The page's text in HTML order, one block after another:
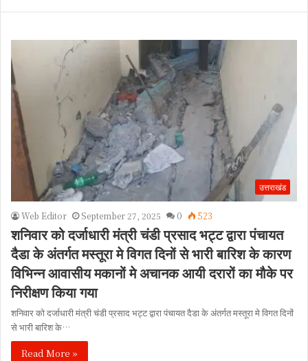
उत्तराखंड
Web Editor September 27, 2025 0 523
शनिवार को दर्जाधारी मंत्री चंडी प्रसाद भट्ट द्वारा पंचायत
दैडा के अंतर्गत मस्तूरा मे विगत दिनों से भारी बारिश के कारण
विभिन्न आवासीय मकानों मे अचानक आयी दरारों का मौके पर
निरीक्षण किया गया
शनिवार को दर्जाधारी मंत्री चंडी प्रसाद भट्ट द्वारा पंचायत दैडा के अंतर्गत मस्तूरा मे विगत दिनों
से भारी बारिश के…
Read More »